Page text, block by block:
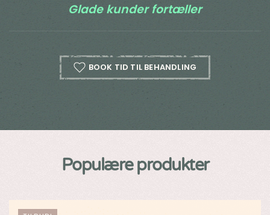
Glade kunder fortæller
BOOK TID TIL BEHANDLING
Populære produkter